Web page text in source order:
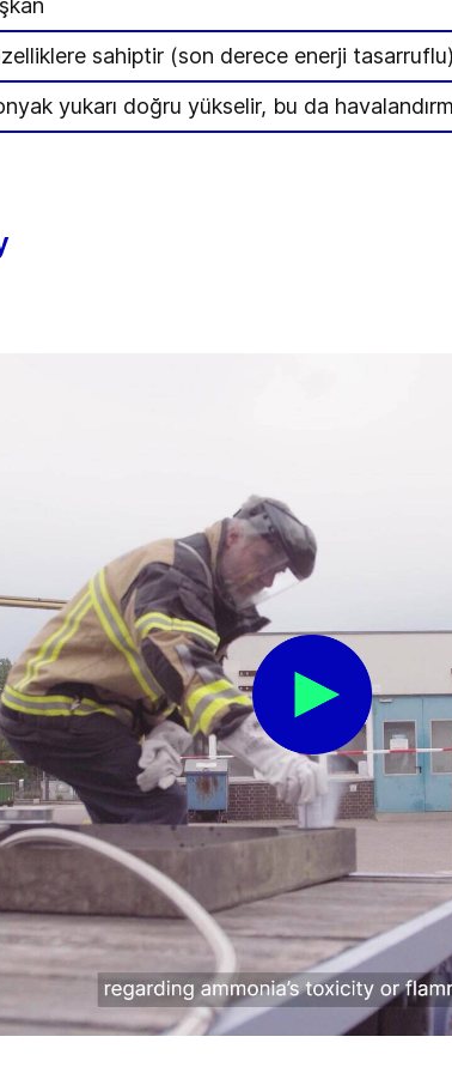
sahiptir (son derece enerji tasarruflu)
yukarı doğru yükselir, bu da